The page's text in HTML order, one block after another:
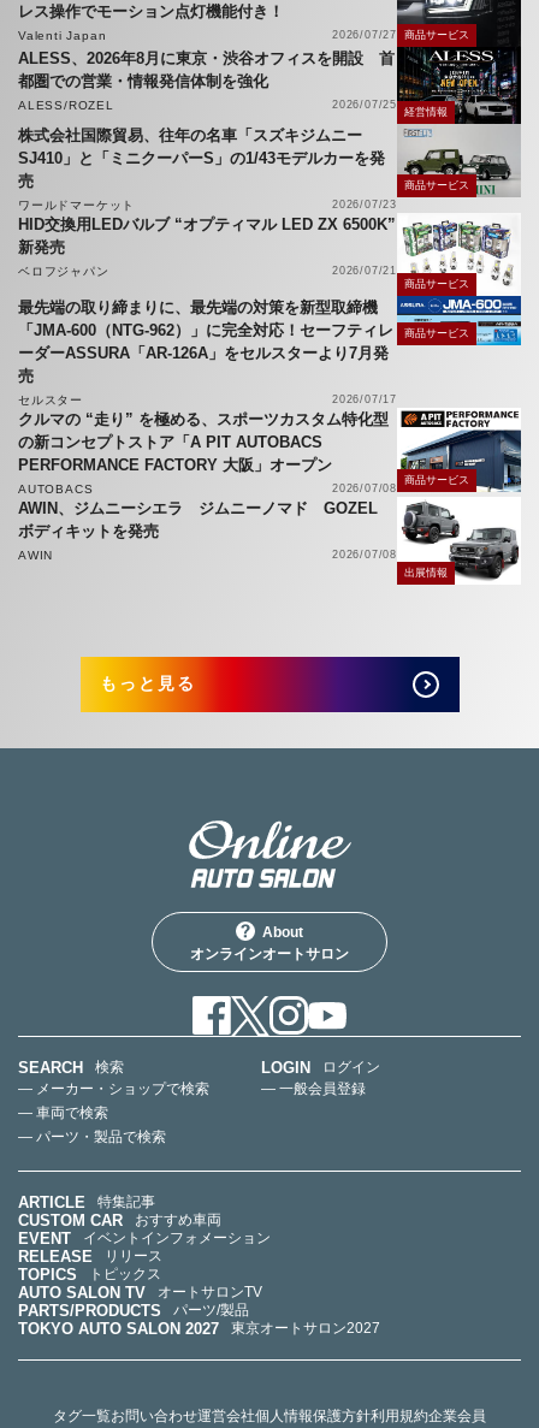
レス操作でモーション点灯機能付き！
Valenti Japan 2026/07/27 商品サービス
ALESS、2026年8月に東京・渋谷オフィスを開設 首
都圏での営業・情報発信体制を強化
ALESS/ROZEL 2026/07/25
経営情報
株式会社国際貿易、往年の名車「スズキジムニー
SJ410」と「ミニクーパーS」の1/43モデルカーを発
売
ワールドマーケット 2026/07/23
商品サービス
HID交換用LEDバルブ “オプティマル LED ZX 6500K”
新発売
ベロフジャパン
2026/07/21
商品サービス
最先端の取り締まりに、最先端の対策を新型取締機
「JMA-600（NTG-962）」に完全対応！セーフティレ
ーダーASSURA「AR-126A」をセルスターより7月発
売
セルスター 2026/07/17
商品サービス
クルマの “走り” を極める、スポーツカスタム特化型
の新コンセプトストア「A PIT AUTOBACS
PERFORMANCE FACTORY 大阪」オープン
AUTOBACS 2026/07/08
商品サービス
AWIN、ジムニーシエラ ジムニーノマド GOZEL
ボディキットを発売
AWIN
2026/07/08
出展情報
もっと見る
About
オンラインオートサロン
SEARCH
検索
— メーカー・ショップで検索
— 車両で検索
— パーツ・製品で検索
LOGIN
ログイン
— 一般会員登録
ARTICLE 特集記事
CUSTOM CAR おすすめ車両
EVENT イベントインフォメーション
RELEASE リリース
TOPICS トピックス
AUTO SALON TV オートサロンTV
PARTS/PRODUCTS パーツ/製品
TOKYO AUTO SALON 2027 東京オートサロン2027
タグ一覧お問い合わせ運営会社個人情報保護方針利用規約企業会員